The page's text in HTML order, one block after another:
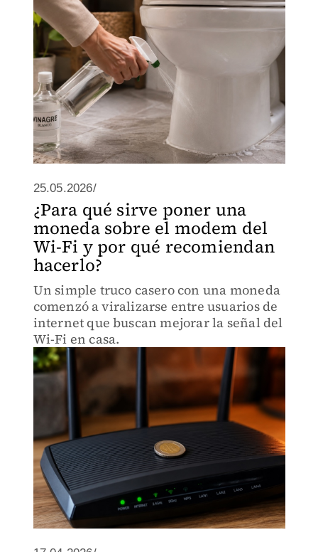
25.05.2026/
¿Para qué sirve poner una
moneda sobre el modem del
Wi-Fi y por qué recomiendan
hacerlo?
Un simple truco casero con una moneda
comenzó a viralizarse entre usuarios de
internet que buscan mejorar la señal del
Wi-Fi en casa.